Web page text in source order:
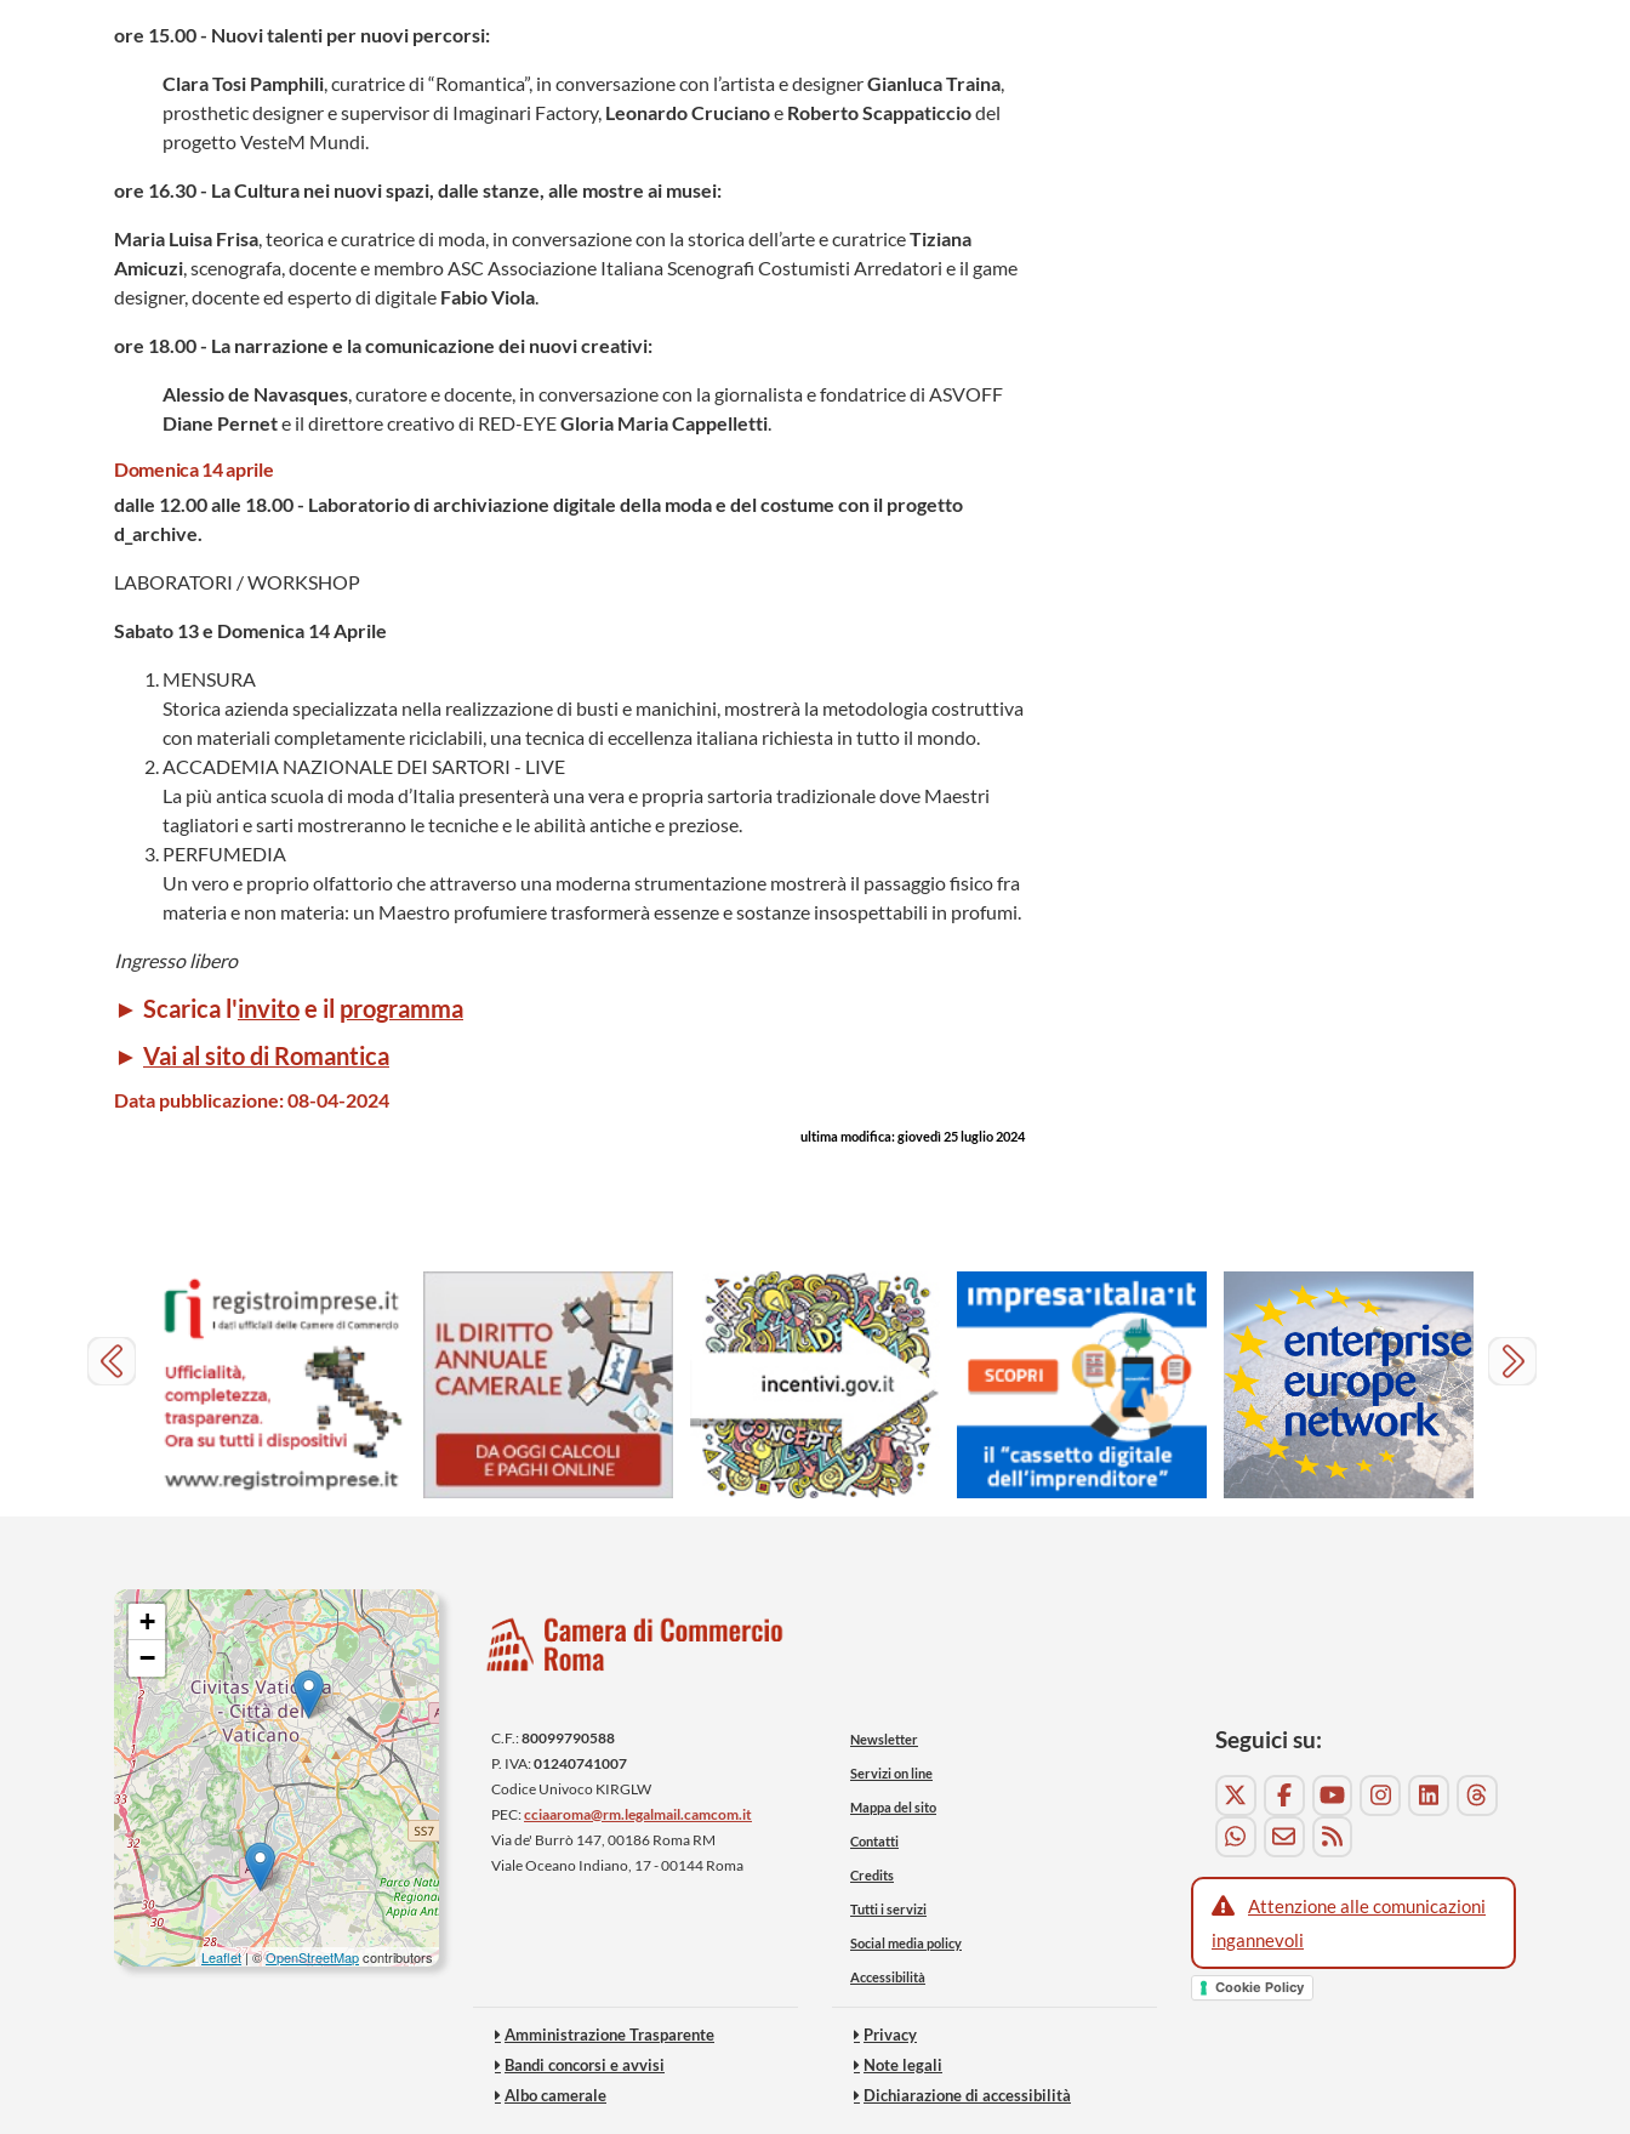
ore 15.00 - Nuovi talenti per nuovi percorsi:
Clara Tosi Pamphili, curatrice di “Romantica”, in conversazione con l’artista e designerGianluca Traina,
prosthetic designer e supervisor di Imaginari Factory, Leonardo Crucianoe Roberto Scappaticciodel
progetto VesteM Mundi.
ore 16.30 - La Cultura nei nuovi spazi, dalle stanze, alle mostre ai musei:
Maria Luisa Frisa, teorica e curatrice di moda, in conversazione con la storica dell’arte e curatriceTiziana
Amicuzi, scenografa, docente e membro ASC Associazione Italiana Scenografi Costumisti Arredatori e il game
designer, docente ed esperto di digitale Fabio Viola.
ore 18.00 - La narrazione e la comunicazione dei nuovi creativi:
Alessio de Navasques, curatore e docente, in conversazione con la giornalista e fondatrice di ASVOFF
Diane Pernete il direttore creativo di RED-EYEGloria Maria Cappelletti.
Domenica 14 aprile
dalle 12.00 alle 18.00 - Laboratorio di archiviazione digitale della moda e del costume con il progetto
d_archive.
LABORATORI / WORKSHOP
Sabato 13 e Domenica 14 Aprile
MENSURA
Storica azienda specializzata nella realizzazione di busti e manichini, mostrerà la metodologia costruttiva
con materiali completamente riciclabili, una tecnica di eccellenza italiana richiesta in tutto il mondo.
ACCADEMIA NAZIONALE DEI SARTORI - LIVE
La più antica scuola di moda d’Italia presenterà una vera e propria sartoria tradizionale dove Maestri
tagliatori e sarti mostreranno le tecniche e le abilità antiche e preziose.
PERFUMEDIA
Un vero e proprio olfattorio che attraverso una moderna strumentazione mostrerà il passaggio fisico fra
materia e non materia: un Maestro profumiere trasformerà essenze e sostanze insospettabili in profumi.
Ingresso libero
► Scarica l'invitoe il programma
► Vai al sito di Romantica
Data pubblicazione:08-04-2024
ultima modifica:giovedì 25 luglio 2024
+
−
Leaflet| ©OpenStreetMapcontributors
C.F.:80099790588
P. IVA:01240741007
Codice Univoco KIRGLW
PEC:cciaaroma@rm.legalmail.camcom.it
Via de' Burrò 147, 00186 Roma RM
Viale Oceano Indiano, 17 - 00144 Roma
Newsletter
Servizi on line
Mappa del sito
Contatti
Credits
Tutti i servizi
Social media policy
Accessibilità
Seguici su:
Attenzione alle comunicazioni
ingannevoli
Cookie Policy
Amministrazione Trasparente
Bandi concorsi e avvisi
Albo camerale
Privacy
Note legali
Dichiarazione di accessibilità